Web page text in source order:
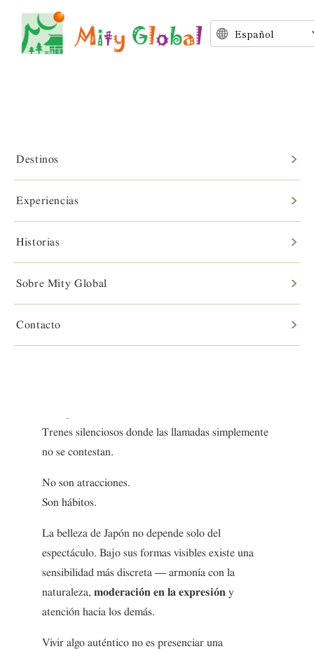
Destinos
Experiencias
Historias
Sobre Mity Global
Contacto
cambiantes,
algo permanece.
Cuando alguien visita Japón por primera vez, suele
Trenes silenciosos donde las llamadas simplemente
no se contestan.
No son atracciones.
Son hábitos.
La belleza de Japón no depende solo del
espectáculo. Bajo sus formas visibles existe una
sensibilidad más discreta — armonía con la
naturaleza, moderación en la expresión y
atención hacia los demás.
Vivir algo auténtico no es presenciar una